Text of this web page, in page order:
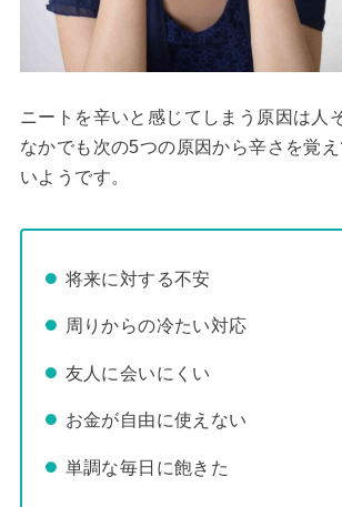
ニートを辛いと感じてしまう原因は人
なかでも次の5つの原因から辛さを覚
いようです。
将来に対する不安
周りからの冷たい対応
友人に会いにくい
お金が自由に使えない
単調な毎日に飽きた